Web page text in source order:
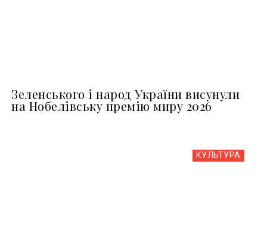
Зеленського і народ України висунули
на Нобелівську премію миру 2026
КУЛЬТУРА